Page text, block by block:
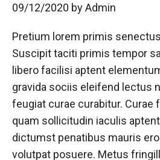
09/12/2020 byAdmin
Pretium lorem primis
Suscipit taciti primis tempor
libero facilisi aptent
gravida sociis eleifend lectus
feugiat curae curabitur. Curae
quam sollicitudin iaculis
dictumst penatibus mauris
volutpat posuere. Metus